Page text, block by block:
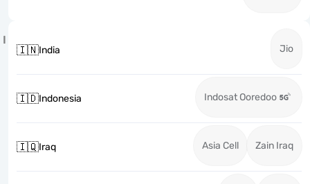
I
🇮🇳India Jio
🇮🇩Indonesia Indosat Ooredoo
🇮🇶Iraq Asia Cell Zain Iraq